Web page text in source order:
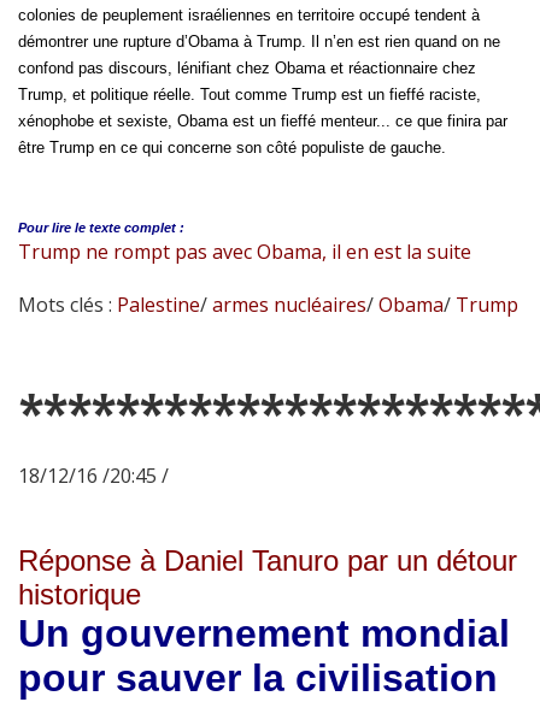
colonies de peuplement israéliennes en territoire occupé tendent à
démontrer une rupture d’Obama à Trump. Il n’en est rien quand on ne
confond pas discours, lénifiant chez Obama et réactionnaire chez
Trump, et politique réelle. Tout comme Trump est un fieffé raciste,
xénophobe et sexiste, Obama est un fieffé menteur... ce que finira par
être Trump en ce qui concerne son côté populiste de gauche.
Pour lire le texte complet :
Trump ne rompt pas avec Obama, il en est la suite
Mots clés : Palestine/armes nucléaires/Obama/ Trump
18/12/16 /20:45 /
Réponse à Daniel Tanuro par un détour
historique
Un gouvernement mondial
pour sauver la civilisation